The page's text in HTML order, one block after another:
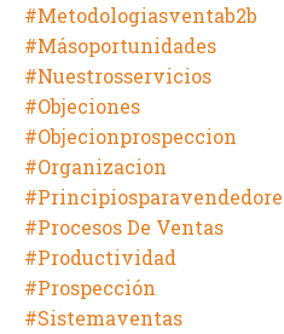
#metodologiasventab2b
#másoportunidades
#nuestrosservicios
#objeciones
#objecionprospeccion
#organizacion
#procesos De Ventas
#productividad
#prospección
#sistemaventas